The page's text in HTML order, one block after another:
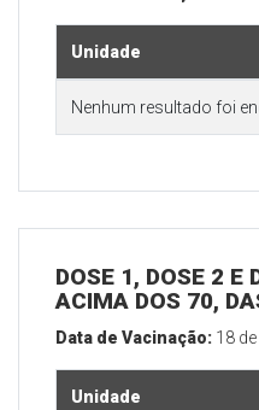
Unidade
Nenhum resultado foi
DOSE 1, DOSE 2 E
ACIMA DOS 70,
Data de Vacinação: 18
Unidade